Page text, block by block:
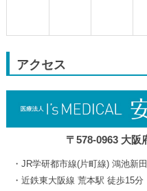
30th
アクセス
〒578-0963 大阪
JR学研都市線(片町線) 鴻池新
近鉄東大阪線 荒本駅 徒歩15分